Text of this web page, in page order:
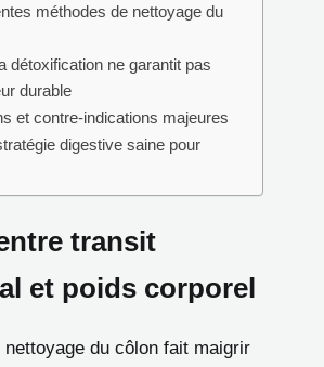
méthodes de nettoyage du
détoxification ne garantit pas
durable
et contre-indications majeures
digestive saine pour
transit
et poids corporel
nettoyage du côlon fait maigrir